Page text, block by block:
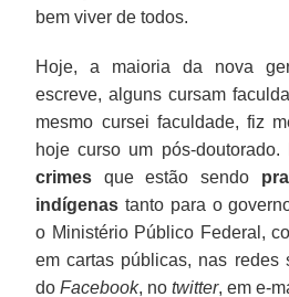
bem viver de todos.
Hoje, a maioria da nova
escreve, alguns cursam
mesmo cursei faculdade, fiz
hoje curso um pós-
crimes que estão sendo
indígenas tanto para o
o Ministério Público Federal,
em cartas públicas, nas redes
doFacebook, notwitter, em e-